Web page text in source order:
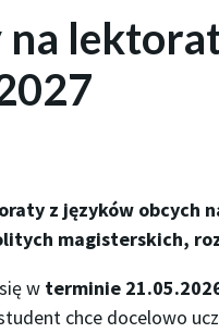
na
z języków obcych
magisterskich,
w terminie
chce docelowo